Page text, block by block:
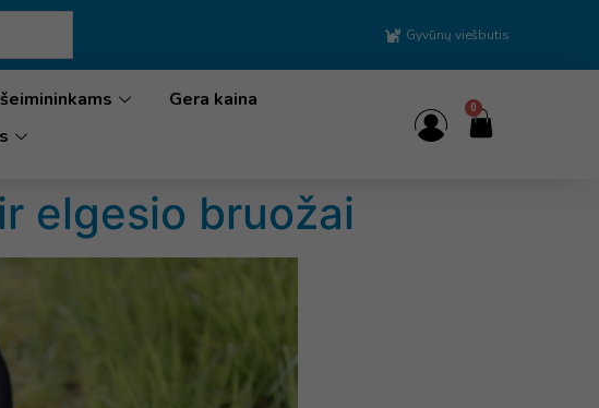
Gyvūnų viešbutis
Gera kaina
0
elgesio bruožai